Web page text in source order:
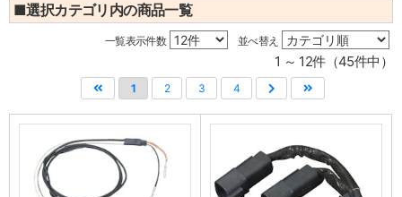
■選択カテゴリ内の商品一覧
一覧表示件数 並べ替え
1 ～ 12件（45件中）
1 2 3 4